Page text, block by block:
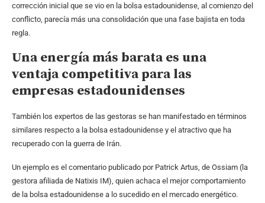
corrección inicial que se vio en la bolsa estadounidense, al comienzo del
conflicto, parecía más una consolidación que una fase bajista en toda
regla.
Una energía más barata es una
ventaja competitiva para las
empresas estadounidenses
También los expertos de las gestoras se han manifestado en términos
similares respecto a la bolsa estadounidense y el atractivo que ha
recuperado con la guerra de Irán.
Un ejemplo es el comentario publicado por Patrick Artus, de Ossiam (la
gestora afiliada de Natixis IM), quien achaca el mejor comportamiento
de la bolsa estadounidense a lo sucedido en el mercado energético.